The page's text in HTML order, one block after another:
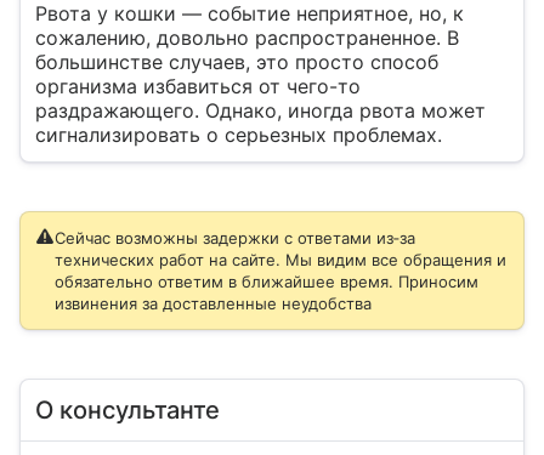
Рвота у кошки — событие неприятное, но, к
сожалению, довольно распространенное. В
большинстве случаев, это просто способ
организма избавиться от чего-то
раздражающего. Однако, иногда рвота может
сигнализировать о серьезных проблемах.
Сейчас возможны задержки с ответами из‑за
технических работ на сайте. Мы видим все обращения и
обязательно ответим в ближайшее время. Приносим
извинения за доставленные неудобства
О консультанте